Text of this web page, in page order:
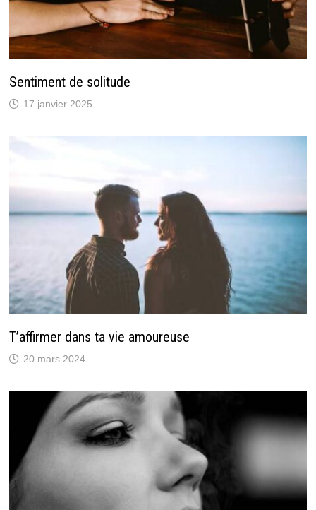
Sentiment de solitude
17 janvier 2025
T’affirmer dans ta vie amoureuse
20 mars 2024